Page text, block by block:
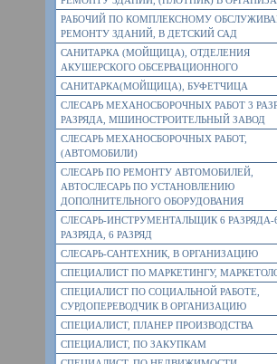
РАБОЧИЙ ПО КОМПЛЕКСНОМУ
РЕМОНТУ ЗДАНИЙ, В ДЕТСКИЙ САД
САНИТАРКА (МОЙЩИЦА), ОТДЕЛЕНИЯ
АКУШЕРСКОГО ОБСЕРВАЦИОННОГО
САНИТАРКА(МОЙЩИЦА), БУФЕТЧИЦА
СЛЕСАРЬ МЕХАНОСБОРОЧНЫХ РАБОТ 3
РАЗРЯДА, МШИНОСТРОИТЕЛЬНЫЙ ЗАВОД
СЛЕСАРЬ МЕХАНОСБОРОЧНЫХ РАБОТ,
(АВТОМОБИЛИ)
СЛЕСАРЬ ПО РЕМОНТУ АВТОМОБИЛЕЙ,
АВТОСЛЕСАРЬ ПО УСТАНОВЛЕНИЮ
ДОПОЛНИТЕЛЬНОГО ОБОРУДОВАНИЯ
СЛЕСАРЬ-ИНСТРУМЕНТАЛЬЩИК 6 РАЗРЯДА-
РАЗРЯДА, 6 РАЗРЯД
СЛЕСАРЬ-САНТЕХНИК, В ОРГАНИЗАЦИЮ
СПЕЦИАЛИСТ ПО МАРКЕТИНГУ,
СПЕЦИАЛИСТ ПО СОЦИАЛЬНОЙ РАБОТЕ,
СУРДОПЕРЕВОДЧИК В ОРГАНИЗАЦИЮ
СПЕЦИАЛИСТ, ПЛАНЕР ПРОИЗВОДСТВА
СПЕЦИАЛИСТ, ПО ЗАКУПКАМ